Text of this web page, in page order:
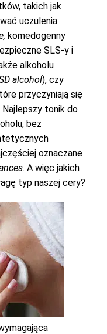
takich jak
uczulenia
komedogenny
SLS-y i
alkoholu
alcohol), czy
przyczyniają się
Najlepszy tonik do
bez
oznaczane
. A więc jakich
typ naszej cery?